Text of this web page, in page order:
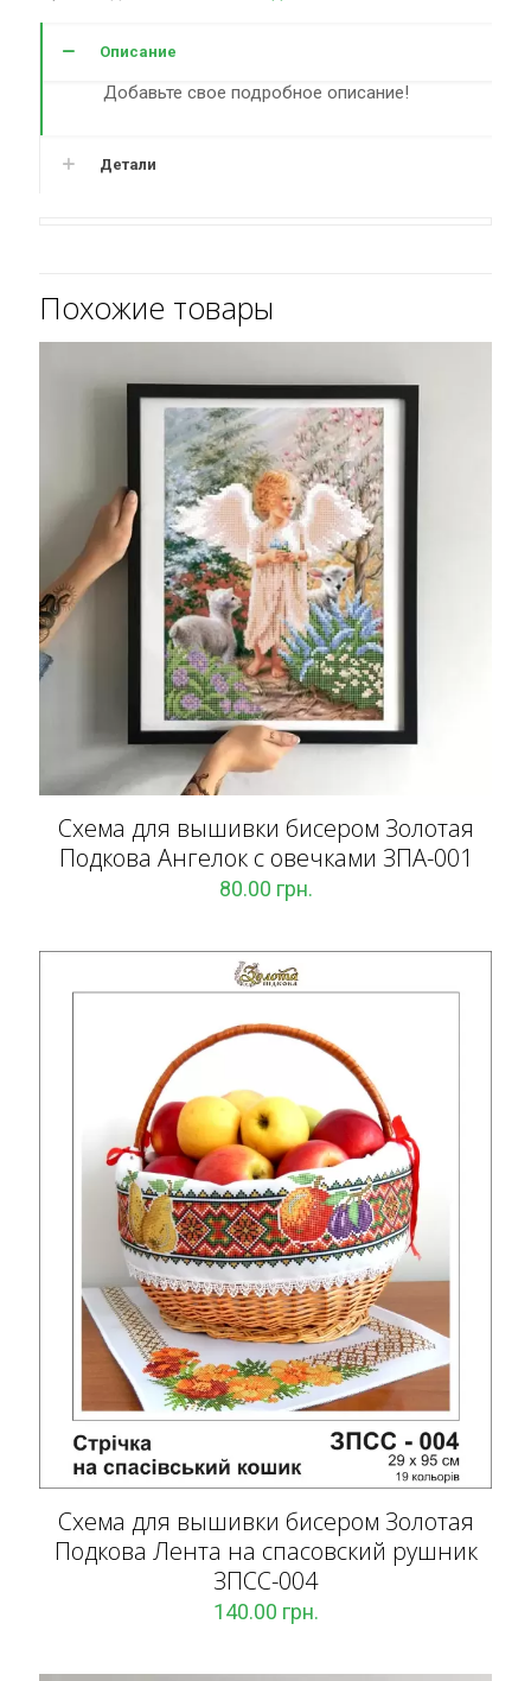
ЗПК-004
Описание
Добавьте свое подробное описание!
Детали
Похожие товары
Схема для вышивки бисером Золотая
Подкова Ангелок с овечками ЗПА-001
80.00 грн.
Схема для вышивки бисером Золотая
Подкова Лента на спасовский рушник
ЗПCC-004
140.00 грн.